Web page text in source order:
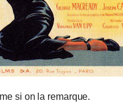
si on la remarque.